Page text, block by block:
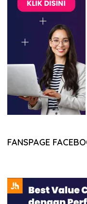
FANSPAGE